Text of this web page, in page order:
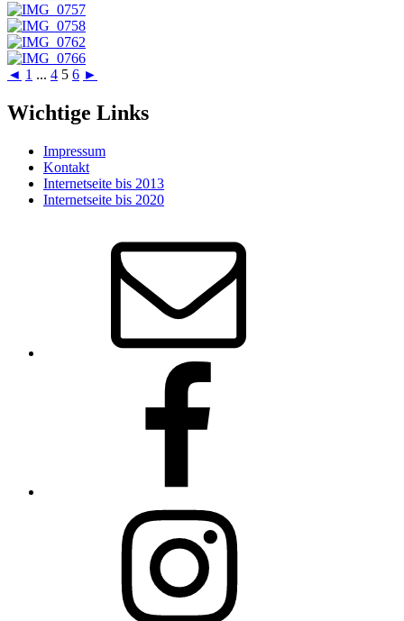
◄ 1 ... 4 5 6 ►
Wichtige Links
Impressum
Kontakt
Internetseite bis 2013
Internetseite bis 2020